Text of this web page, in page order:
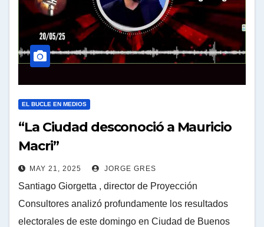
EL BUCLE EN MEDIOS
“La Ciudad desconoció a Mauricio
Macri”
MAY 21, 2025 JORGE GRES
Santiago Giorgetta , director de Proyección
Consultores analizó profundamente los resultados
electorales de este domingo en Ciudad de Buenos